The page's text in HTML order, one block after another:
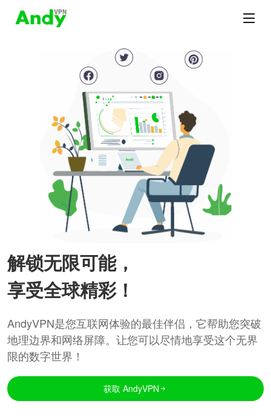
解锁无限可能，
享受全球精彩！
AndyVPN是您互联网体验的最佳伴侣，它帮助您突破
地理边界和网络屏障。让您可以尽情地享受这个无界
限的数字世界！
获取 AndyVPN